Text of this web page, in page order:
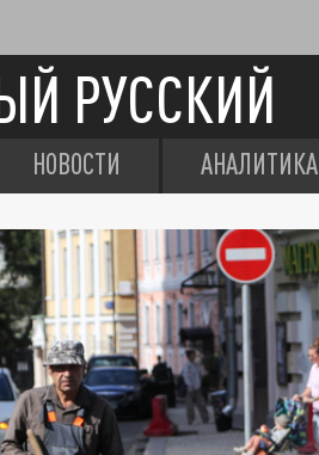
РУССКИЙ
НОВОСТИ АНАЛИТИКА